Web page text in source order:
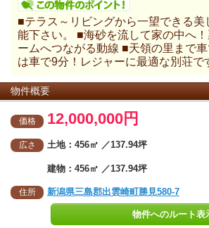
■テラス～リビングから一望できる美
能下さい。 ■海砂を流して家の中へ
ームへつながる動線 ■天領の里まで
は車で9分！レジャーに最適な別荘で
物件概要
価格 12,000,000円
広さ 土地：456㎡ ／137.94坪
建物：456㎡ ／137.94坪
住所 新潟県三島郡出雲崎町勝見580-7
物件へのルート表